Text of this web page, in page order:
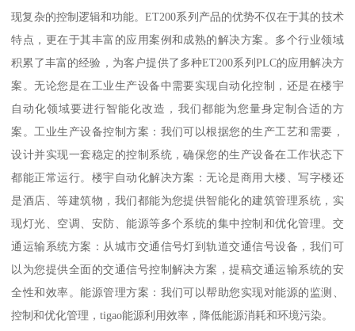
现复杂的控制逻辑和功能。ET200系列产品的优势不仅在于其的技术
特点，更在于其丰富的应用案例和成熟的解决方案。多个行业领域
积累了丰富的经验，为客户提供了多种ET200系列PLC的应用解决方
案。无论您是在工业生产设备中需要实现自动化控制，还是在楼宇
自动化领域要进行智能化改造，我们都能为您量身定制合适的方
案。工业生产设备控制方案：我们可以根据您的生产工艺和需要，
设计并实现一套稳定的控制系统，确保您的生产设备在工作状态下
都能正常运行。楼宇自动化解决方案：无论是商用大楼、写字楼还
是酒店、等建筑物，我们都能为您提供智能化的建筑管理系统，实
现灯光、空调、安防、能源等多个系统的集中控制和优化管理。交
通运输系统方案：从城市交通信号灯到轨道交通信号设备，我们可
以为您提供全面的交通信号控制解决方案，提稿交通运输系统的安
全性和效率。能源管理方案：我们可以帮助您实现对能源的监测、
控制和优化管理，tigao能源利用效率，降低能源消耗和环境污染。